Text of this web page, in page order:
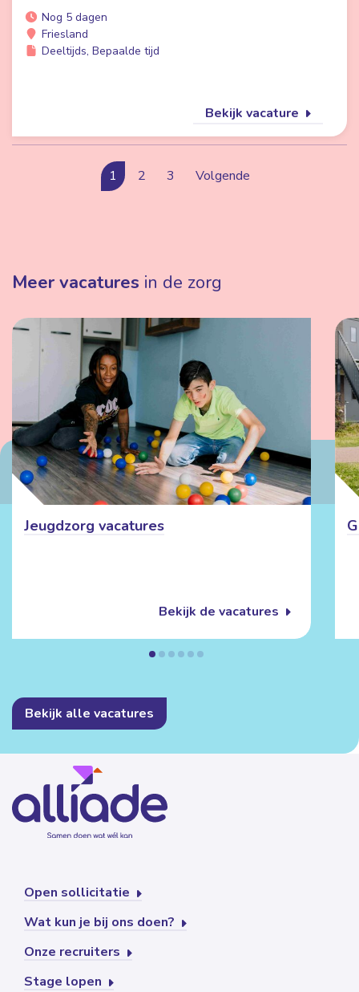
Nog 5 dagen
Friesland
Deeltijds, Bepaalde tijd
Bekijk vacature
1 2 3 Volgende
Meer vacatures in de zorg
Jeugdzorg vacatures
Bekijk de vacatures
Bekijk alle vacatures
Open sollicitatie
Wat kun je bij ons doen?
Onze recruiters
Stage lopen